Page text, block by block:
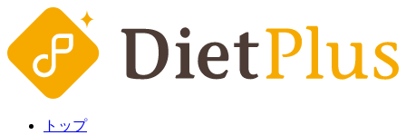
トップ